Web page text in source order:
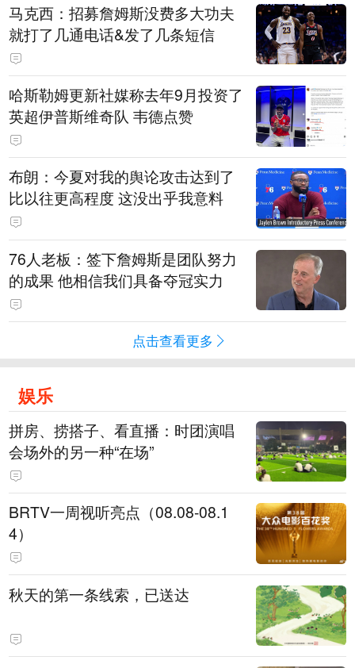
马克西：招募詹姆斯没费多大功夫
就打了几通电话&发了几条短信
哈斯勒姆更新社媒称去年9月投资了
英超伊普斯维奇队 韦德点赞
布朗：今夏对我的舆论攻击达到了
比以往更高程度 这没出乎我意料
76人老板：签下詹姆斯是团队努力
的成果 他相信我们具备夺冠实力
点击查看更多
娱乐
拼房、捞搭子、看直播：时团演唱
会场外的另一种“在场”
BRTV一周视听亮点（08.08-08.1
4）
秋天的第一条线索，已送达